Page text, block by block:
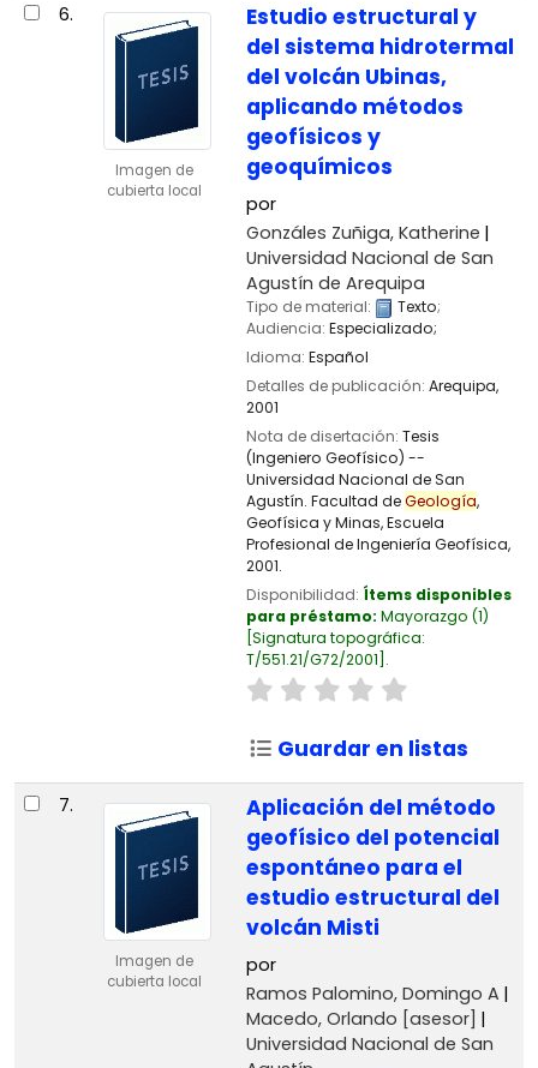
6.
Imagen de
cubierta local
Estudio estructural y
del sistema hidrotermal
del volcán Ubinas,
aplicando métodos
geofísicos y
geoquímicos
por
Gonzáles Zuñiga, Katherine
Universidad Nacional de San
Agustín de Arequipa
Tipo de material: Texto;
Audiencia: Especializado;
Idioma: Español
Detalles de publicación: Arequipa,
2001
Nota de disertación: Tesis
(Ingeniero Geofísico) --
Universidad Nacional de San
Agustín. Facultad deGeología,
Geofísica y Minas, Escuela
Profesional de Ingeniería Geofísica,
2001.
Disponibilidad: Ítems disponibles
para préstamo: Mayorazgo (1)
Signatura topográfica:
T/551.21/G72/2001 .
Guardar en listas
7.
Imagen de
cubierta local
Aplicación del método
geofísico del potencial
espontáneo para el
estudio estructural del
volcán Misti
por
Ramos Palomino, Domingo A
Macedo, Orlando [asesor]
Universidad Nacional de San